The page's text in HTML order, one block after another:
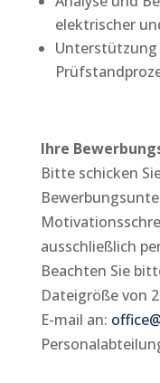
elektrischer
Unterstützung
Ihre
Bitte schicken
ausschließlich
Beachten Sie
Dateigröße von
E-mail an: